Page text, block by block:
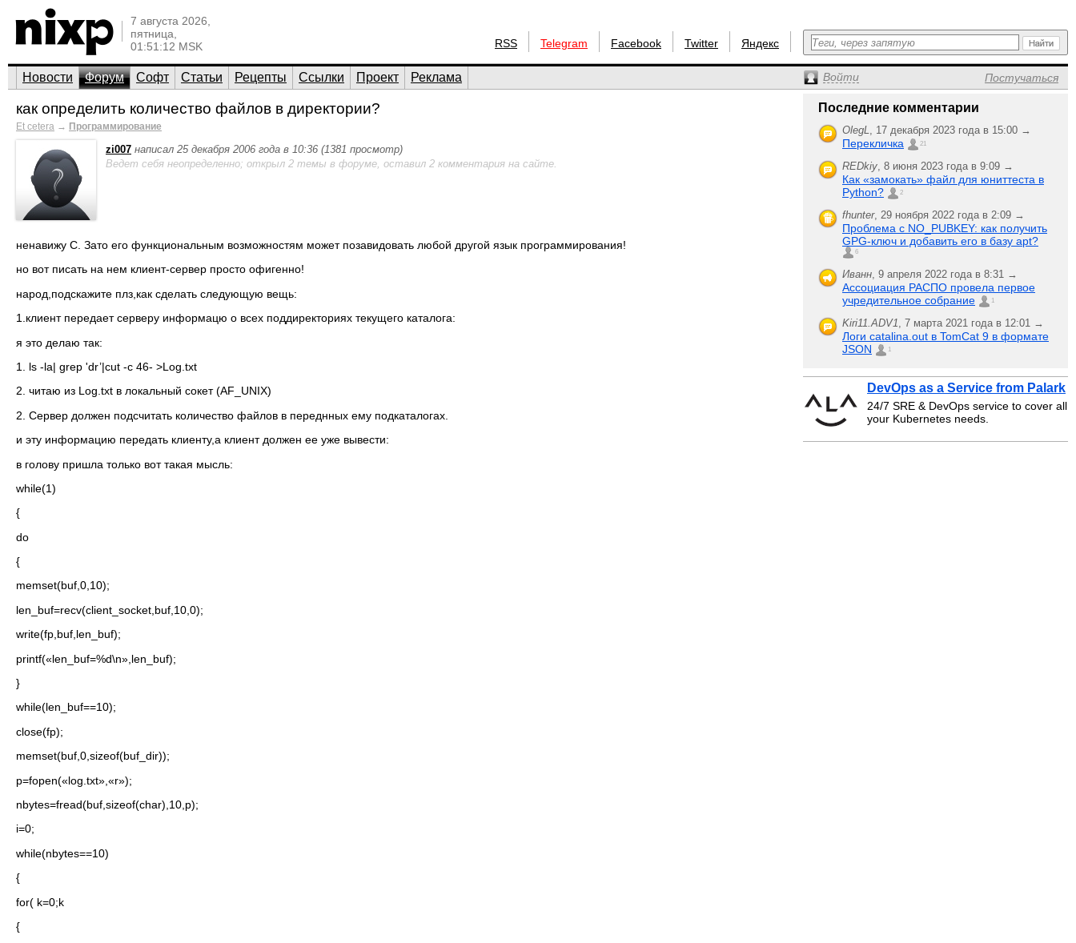
7 августа 2026,
пятница,
01:51:12 MSK
RSS Telegram Facebook Twitter Яндекс
Новости Форум Софт Статьи Рецепты Ссылки Проект Реклама Войти Постучаться
как определить количество файлов в директории?
Et cetera → Программирование
zi007 написал 25 декабря 2006 года в 10:36 (1381 просмотр)
Ведет себя неопределенно; открыл 2 темы в форуме, оставил 2 комментария на сайте.
ненавижу С. Зато его функциональным возможностям может позавидовать любой другой язык программирования!
но вот писать на нем клиент-сервер просто офигенно!
народ,подскажите плз,как сделать следующую вещь:
1.клиент передает серверу информацю о всех поддиректориях текущего каталога:
я это делаю так:
1. ls -la| grep 'dr’|cut -c 46- >Log.txt
2. читаю из Log.txt в локальный сокет (AF_UNIX)
2. Сервер должен подсчитать количество файлов в переднных ему подкаталогах.
и эту информацию передать клиенту,а клиент должен ее уже вывести:
в голову пришла только вот такая мысль:
while(1)
{
do
{
memset(buf,0,10);
len_buf=recv(client_socket,buf,10,0);
write(fp,buf,len_buf);
printf(«len_buf=%d\n»,len_buf);
}
while(len_buf==10);
close(fp);
memset(buf,0,sizeof(buf_dir));
p=fopen(«log.txt»,«r»);
nbytes=fread(buf,sizeof(char),10,p);
i=0;
while(nbytes==10)
{
for( k=0;k
{
Последние комментарии
OlegL, 17 декабря 2023 года в 15:00 →
Перекличка 21
REDkiy, 8 июня 2023 года в 9:09 →
Как «замокать» файл для юниттеста в
Python?
2
fhunter, 29 ноября 2022 года в 2:09 →
Проблема с NO_PUBKEY: как получить
GPG-ключ и добавить его в базу apt?
6
Иванн, 9 апреля 2022 года в 8:31 →
Ассоциация РАСПО провела первое
учредительное собрание
1
Kiri11.ADV1, 7 марта 2021 года в 12:01 →
Логи catalina.out в TomCat 9 в формате
JSON
1
DevOps as a Service from Palark
24/7 SRE & DevOps service to cover all
your Kubernetes needs.